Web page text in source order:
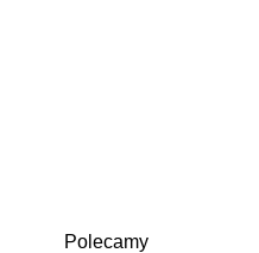
Polecamy